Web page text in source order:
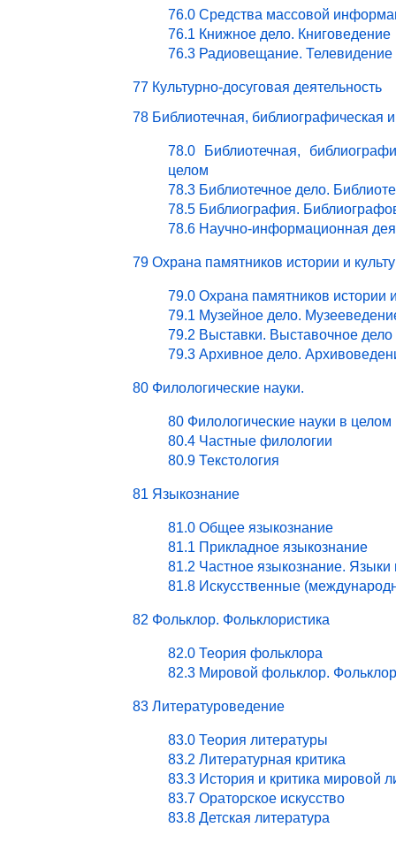
76.0 Средства массовой
76.1 Книжное дело. Книговедение
76.3 Радиовещание. Телевидение
77 Культурно-досуговая деятельность
78 Библиотечная, библиографическая
78.0 Библиотечная,
целом
78.3 Библиотечное дело.
78.5 Библиография.
78.6 Научно-информационная
79 Охрана памятников истории и
79.0 Охрана памятников истории
79.1 Музейное дело.
79.2 Выставки. Выставочное дело
79.3 Архивное дело.
80 Филологические науки.
80 Филологические науки в целом
80.4 Частные филологии
80.9 Текстология
81 Языкознание
81.0 Общее языкознание
81.1 Прикладное языкознание
81.2 Частное языкознание. Языки
81.8 Искусственные
82 Фольклор. Фольклористика
82.0 Теория фольклора
82.3 Мировой фольклор.
83 Литературоведение
83.0 Теория литературы
83.2 Литературная критика
83.3 История и критика мировой
83.7 Ораторское искусство
83.8 Детская литература